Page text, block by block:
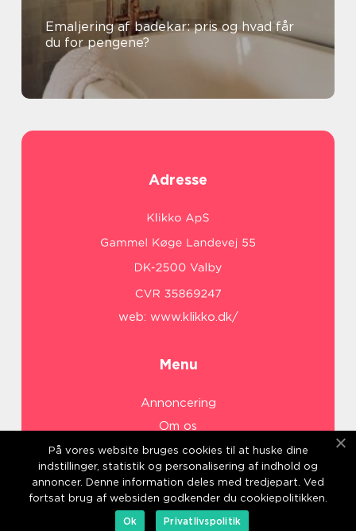
Emaljering af badekar: pris og hvad får
du for pengene?
Adresse
web: www.klikko.dk/
Menu
Annoncering
Om os
Cookies
Kontakt os
Sitemap
På vores website bruges cookies til at huske dine
indstillinger, statistik og personalisering af indhold og
annoncer. Denne information deles med tredjepart. Ved
fortsat brug af websiden godkender du cookiepolitikken.
Ok
Privatlivspolitik